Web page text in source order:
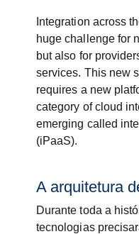
Integration across
huge challenge for
but also for
services. This new
requires a new
category of cloud
emerging called
(iPaaS).
A arquitetura
Durante toda a
tecnologias